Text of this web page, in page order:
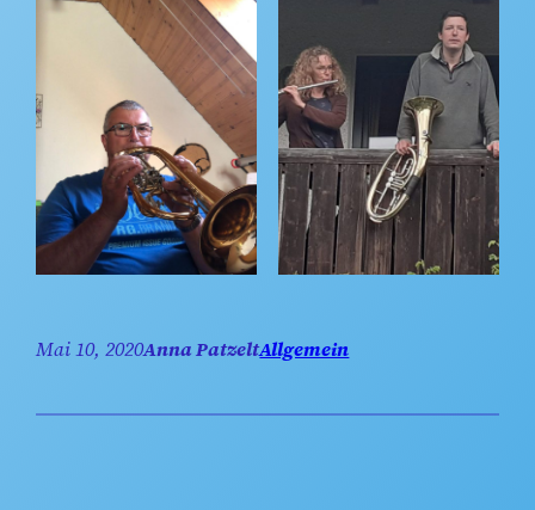
Mai 10, 2020Anna PatzeltAllgemein